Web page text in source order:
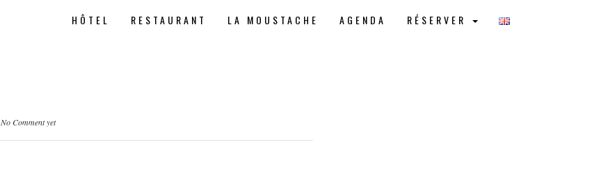
HÔTEL RESTAURANT LA MOUSTACHE AGENDA RÉSERVER
No Comment yet